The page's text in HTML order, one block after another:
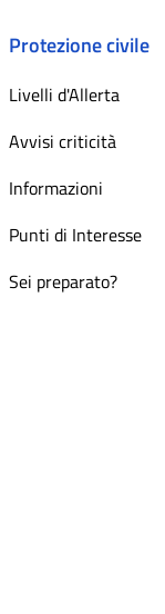
Protezione civile
Livelli d'Allerta
Avvisi criticità
Informazioni
Punti di Interesse
Sei preparato?